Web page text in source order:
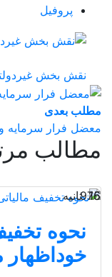
پروفیل
نقش‌ بخش
مطلب بعدی
معضل فرار سرمایه
مطالب
16 ثانیه
975
نحوه